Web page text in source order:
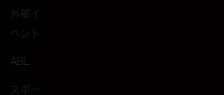
外部イ
ベント
ABL
スポー